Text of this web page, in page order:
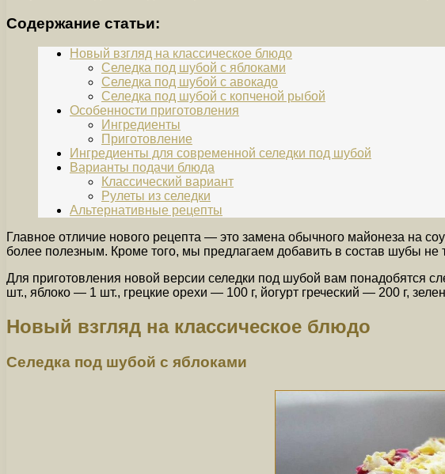
Содержание статьи:
Новый взгляд на классическое блюдо
Селедка под шубой с яблоками
Селедка под шубой с авокадо
Селедка под шубой с копченой рыбой
Особенности приготовления
Ингредиенты
Приготовление
Ингредиенты для современной селедки под шубой
Варианты подачи блюда
Классический вариант
Рулеты из селедки
Альтернативные рецепты
Главное отличие нового рецепта — это замена обычного майонеза на
более полезным. Кроме того, мы предлагаем добавить в состав шубы не
Для приготовления новой версии селедки под шубой вам понадобятся
шт., яблоко — 1 шт., грецкие орехи — 100 г, йогурт греческий — 200 г,
Новый взгляд на классическое блюдо
Селедка под шубой с яблоками